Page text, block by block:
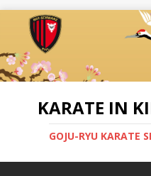
KARATE IN
GOJU-RYU KARATE